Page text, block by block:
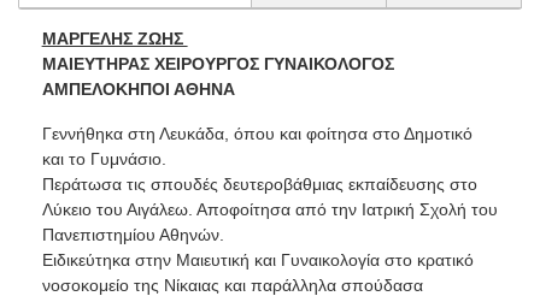
ΜΑΡΓΕΛΗΣ ΖΩΗΣ
ΜΑΙΕΥΤΗΡΑΣ ΧΕΙΡΟΥΡΓΟΣ ΓΥΝΑΙΚΟΛΟΓΟΣ
ΑΜΠΕΛΟΚΗΠΟΙ ΑΘΗΝΑ
Γεννήθηκα στη Λευκάδα, όπου και φοίτησα στο Δημοτικό
και το Γυμνάσιο.
Περάτωσα τις σπουδές δευτεροβάθμιας εκπαίδευσης στο
Λύκειο του Αιγάλεω. Αποφοίτησα από την Ιατρική Σχολή του
Πανεπιστημίου Αθηνών.
Ειδικεύτηκα στην Μαιευτική και Γυναικολογία στο κρατικό
νοσοκομείο της Νίκαιας και παράλληλα σπούδασα